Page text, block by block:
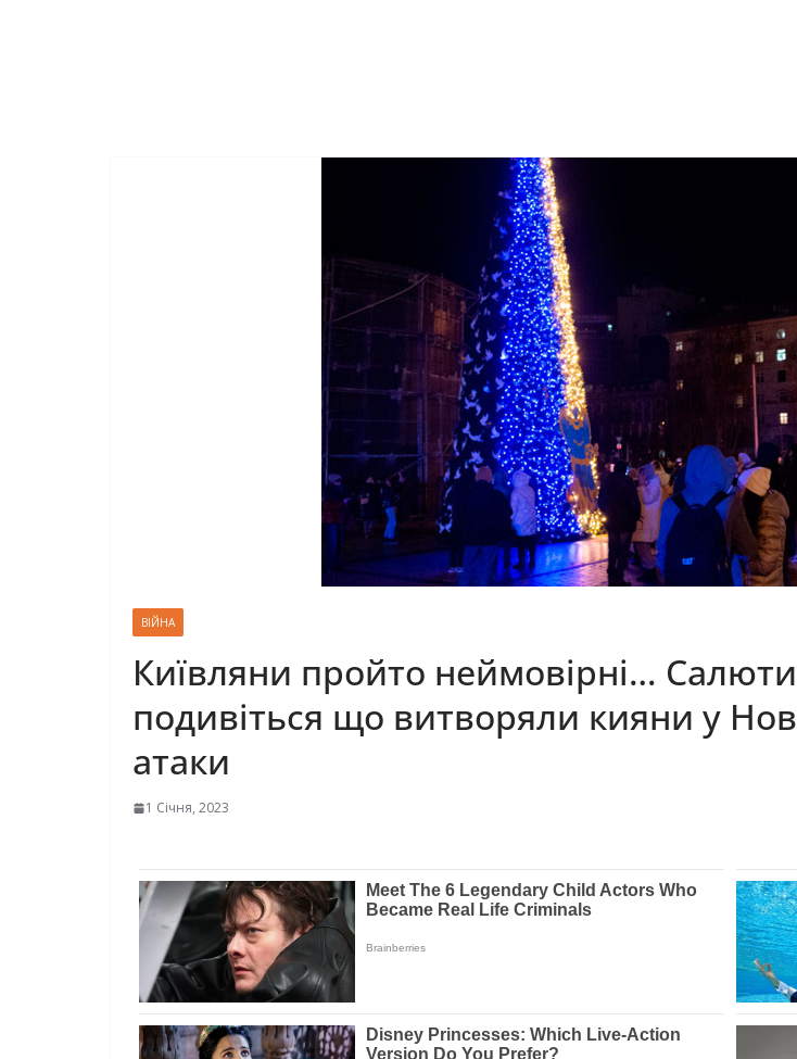
ВІЙНА
Київляни пройто неймовірні…
подивіться що витворяли кияни у
атаки
1 Січня, 2023